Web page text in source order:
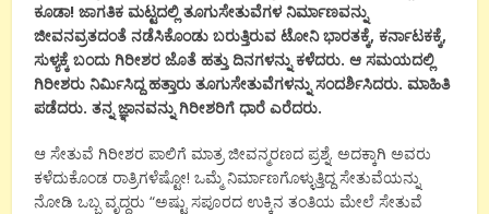
ಕೂಡಾ! ಜಾಗತಿಕ ಮಟ್ಟದಲ್ಲಿ ತೂಗುಸೇತುವೆಗಳ ನಿರ್ಮಾಣವನ್ನು
ಜೀವನವ್ರತದಂತೆ ನಡೆಸಿಕೊಂಡು ಬರುತ್ತಿರುವ ಟೋನಿ ಭಾರತಕ್ಕೆ, ಕರ್ನಾಟಕಕ್ಕೆ,
ಸುಳ್ಯಕ್ಕೆ ಬಂದು ಗಿರೀಶರ ಜೊತೆ ಹತ್ತು ದಿನಗಳನ್ನು ಕಳೆದರು. ಆ ಸಮಯದಲ್ಲಿ
ಗಿರೀಶರು ನಿರ್ಮಿಸಿದ್ದ ಹತ್ತಾರು ತೂಗುಸೇತುವೆಗಳನ್ನು ಸಂದರ್ಶಿಸಿದರು. ಮಾಹಿತಿ
ಪಡೆದರು. ತನ್ನ ಜ್ಞಾನವನ್ನು ಗಿರೀಶರಿಗೆ ಧಾರೆ ಎರೆದರು.
ಆ ಸೇತುವೆ ಗಿರೀಶರ ಪಾಲಿಗೆ ಮಾತ್ರ ಜೀವನ್ಮರಣದ ಪ್ರಶ್ನೆ. ಅದಕ್ಕಾಗಿ ಅವರು
ಕಳೆದುಕೊಂಡ ರಾತ್ರಿಗಳೆಷ್ಟೋ! ಒಮ್ಮೆ ನಿರ್ಮಾಣಗೊಳ್ಳುತ್ತಿದ್ದ ಸೇತುವೆಯನ್ನು
ನೋಡಿ ಒಬ್ಬ ವೃದ್ಧರು “ಅಷ್ಟು ಸಪೂರದ ಉಕ್ಕಿನ ತಂತಿಯ ಮೇಲೆ ಸೇತುವೆ